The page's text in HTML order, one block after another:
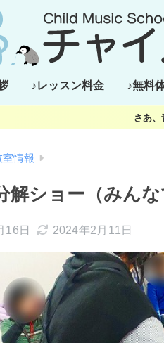
♪レッスン料金 ♪無料
さあ、
室情報
解ショー（みん
16日 2024年2月11日